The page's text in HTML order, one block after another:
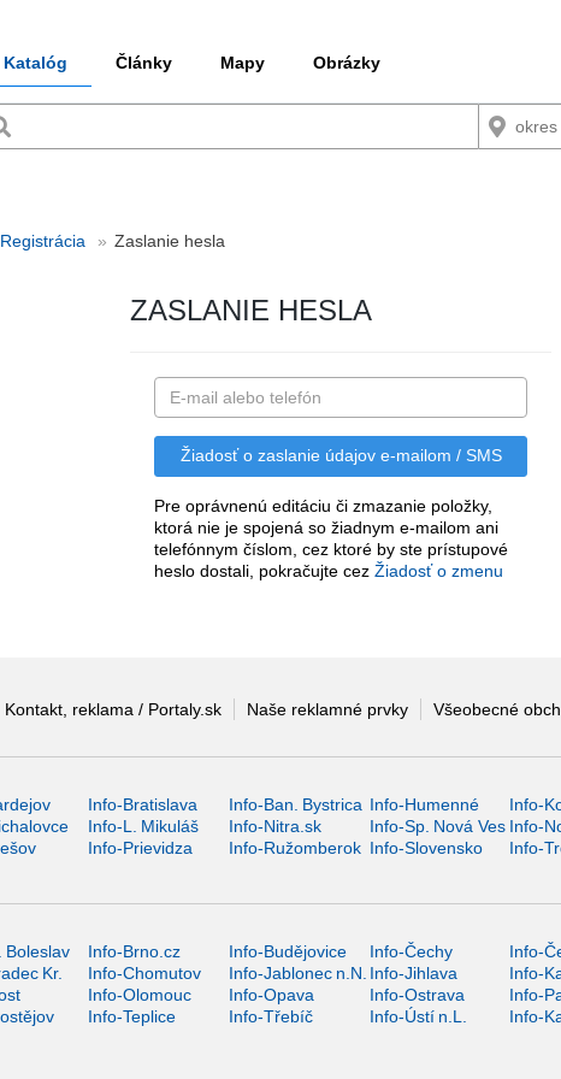
Katalóg Články Mapy Obrázky
Zaslanie hesla
ZASLANIE HESLA
Pre oprávnenú editáciu či zmazanie položky,
ktorá nie je spojená so žiadnym e-mailom ani
telefónnym číslom, cez ktoré by ste prístupové
heslo dostali, pokračujte cez Žiadosť o zmenu
Kontakt, reklama / Portaly.sk Naše reklamné prvky Všeobecné
Info-Bratislava Info-Ban. Bystrica Info-Humenné Info-
Info-L. Mikuláš Info-Nitra.sk Info-Sp. Nová Ves Info-
Info-Prievidza Info-Ružomberok Info-Slovensko Info-
Boleslav Info-Brno.cz Info-Budějovice Info-Čechy Info-
Kr. Info-Chomutov Info-Jablonec n.N. Info-Jihlava Info-
Info-Olomouc Info-Opava Info-Ostrava Info-
Info-Teplice Info-Třebíč Info-Ústí n.L. Info-